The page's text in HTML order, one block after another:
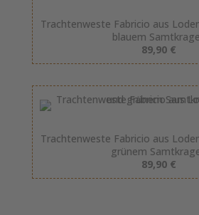
Trachtenweste Fabricio aus
blauem
89,90 €
Trachtenweste Fabricio aus
grünem
89,90 €